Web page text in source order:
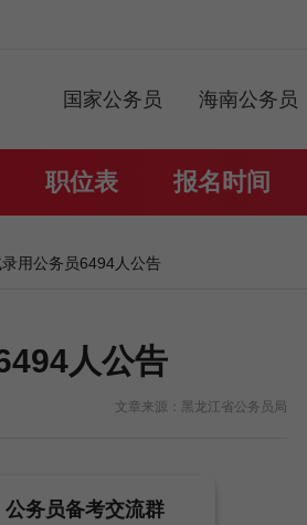
国家公务员 海南公务员
职位表 报名时间
用公务员6494人公告
人公告
文章来源：黑龙江省公务员局
公务员备考交流群